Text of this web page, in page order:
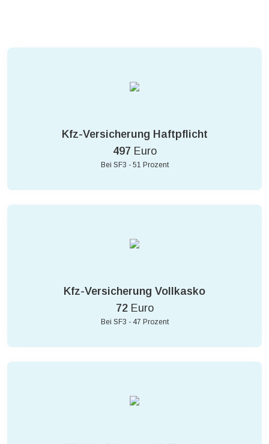
Kfz-Versicherung Haftpflicht
497 Euro
Bei SF3 - 51 Prozent
Kfz-Versicherung Vollkasko
72Euro
Bei SF3 - 47 Prozent